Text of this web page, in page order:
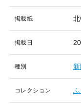
掲載紙
掲載日
種別
コレクション